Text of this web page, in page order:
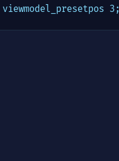
viewmodel_presetpos 3;